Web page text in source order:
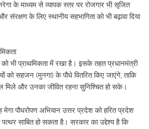
के माध्यम से व्यापक स्तर पर रोजगार भी सृजित
संरक्षण के लिए स्थानीय सहभागिता को भी बढ़ावा दिया
को भी प्राथमिकता में रखा है। इसके तहत प्रधानमंत्री
को सहजन (मुनगा) के पौधे वितरित किए जाएंगे, ताकि
मिले और उनका जीवित रहना सुनिश्चित हो सके।
पौधरोपण अभियान उत्तर प्रदेश को हरित प्रदेश
साबित हो सकता है। सरकार का उद्देश्य है कि